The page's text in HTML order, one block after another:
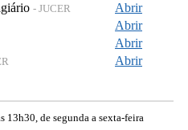
- JUCER
Abrir
Abrir
Abrir
Abrir
de segunda a sexta-feira